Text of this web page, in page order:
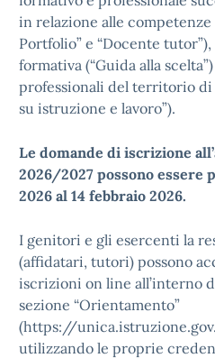
in relazione alle competenze
Portfolio” e “Docente
formativa (“Guida alla
professionali del territorio
su istruzione e lavoro”).
Le domande di iscrizione
2026/2027 possono essere
2026 al 14 febbraio 2026.
I genitori e gli esercenti la
(affidatari, tutori) possono
iscrizioni on line all’interno
sezione “Orientamento”
(https://
utilizzando le proprie